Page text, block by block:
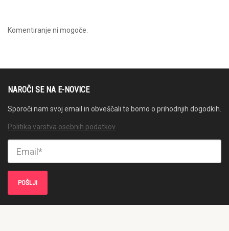
Komentiranje ni mogoče.
NAROČI SE NA E-NOVICE
Sporoči nam svoj email in obveščali te bomo o prihodnjih dogodkih.
Politika varstva osebnih podatkov